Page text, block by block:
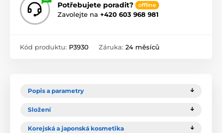
Potřebujete poradit? offline
Zavolejte na +420 603 968 981
Kód produktu: P3930 Záruka: 24 měsíců
Popis a parametry
Složení
Korejská a japonská kosmetika